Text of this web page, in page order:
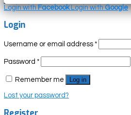
Login withFacebook Login withGoogle
Login
Username or email address *
Password *
Remember me Log in
Lost your password?